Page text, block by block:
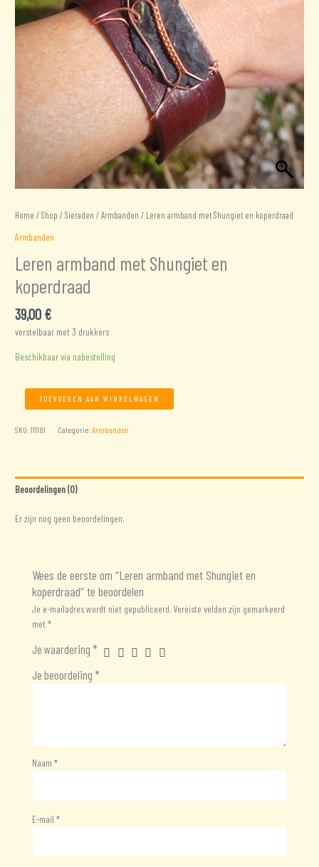
Home /Shop /Sieraden /Armbanden / Leren armband met Shungiet en koperdraad
Armbanden
Leren armband met Shungiet en
koperdraad
39,00 €
verstelbaar met 3 drukkers
Beschikbaar via nabestelling
armband
met
aantal
TOEVOEGEN AAN WINKELWAGEN
SKU:111181 Categorie:Armbanden
Beoordelingen (0)
Er zijn nog geen beoordelingen.
Wees de eerste om “Leren armband met Shungiet en
koperdraad” te beoordelen
Je e-mailadres wordt niet gepubliceerd. Vereiste velden zijn gemarkeerd
met *
Je waardering *
Je beoordeling *
Naam *
E-mail *